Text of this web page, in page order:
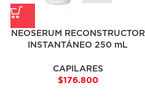
NEOSERUM RECONSTRUCTOR
INSTANTÁNEO 250 mL
CAPILARES
$176.800